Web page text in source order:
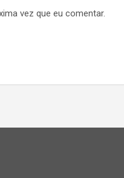
vez que eu comentar.